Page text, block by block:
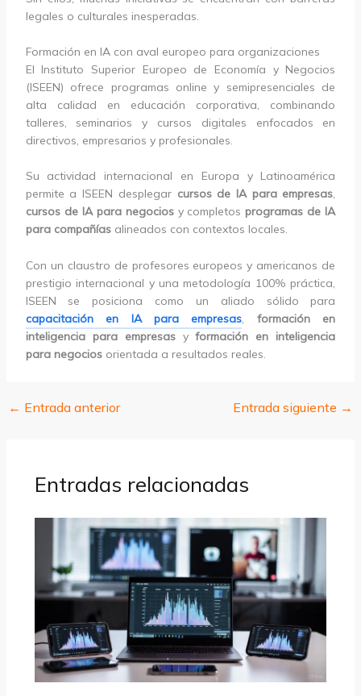
legales o culturales inesperadas.
Formación en IA con aval europeo para organizaciones
El Instituto Superior Europeo de Economía y Negocios
(ISEEN) ofrece programas online y semipresenciales de
alta calidad en educación corporativa, combinando
talleres, seminarios y cursos digitales enfocados en
directivos, empresarios y profesionales.
Su actividad internacional en Europa y Latinoamérica
permite a ISEEN desplegar cursos de IA para empresas,
cursos de IA para negociosy completosprogramas de IA
para compañíasalineados con contextos locales.
Con un claustro de profesores europeos y americanos de
prestigio internacional y una metodología 100% práctica,
ISEEN se posiciona como un aliado sólido para
capacitación en IA para empresas, formación en
inteligencia para empresasyformación en inteligencia
para negociosorientada a resultados reales.
← Entrada anterior Entrada siguiente →
Entradas relacionadas